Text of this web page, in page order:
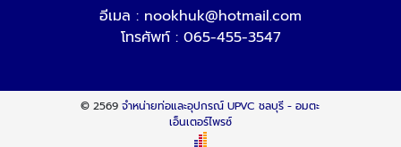
อีเมล : nookhuk@hotmail.com
โทรศัพท์ : 065-455-3547
© 2569จำหน่ายท่อและอุปกรณ์ UPVC ชลบุรี - อมตะ
เอ็นเตอร์ไพรซ์